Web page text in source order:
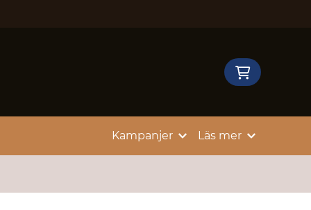
Kampanjer Läs mer